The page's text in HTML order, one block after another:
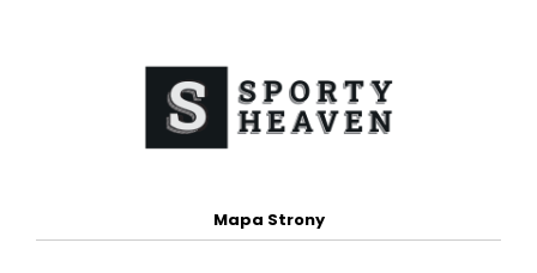
Mapa Strony